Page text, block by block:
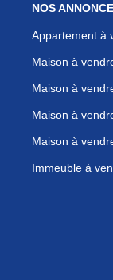
NOS
Appartement à
Maison à
Maison à
Maison à
Maison à
Immeuble à